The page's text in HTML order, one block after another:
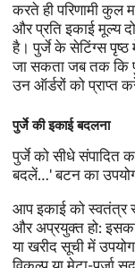
करते ही परिणामी कुल
और प्रति इकाई मूल्य
है। पुर्जे के सेटिंग्स
जा सकता जब तक कि
उन ऑर्डरों को प्राप्त
पुर्जे की इकाई बदलना
पुर्जे को सीधे संपादित
बदलें…' बटन का
आप इकाई को स्वतंत्र
और अप्रयुक्त हो:
या खरीद सूची में